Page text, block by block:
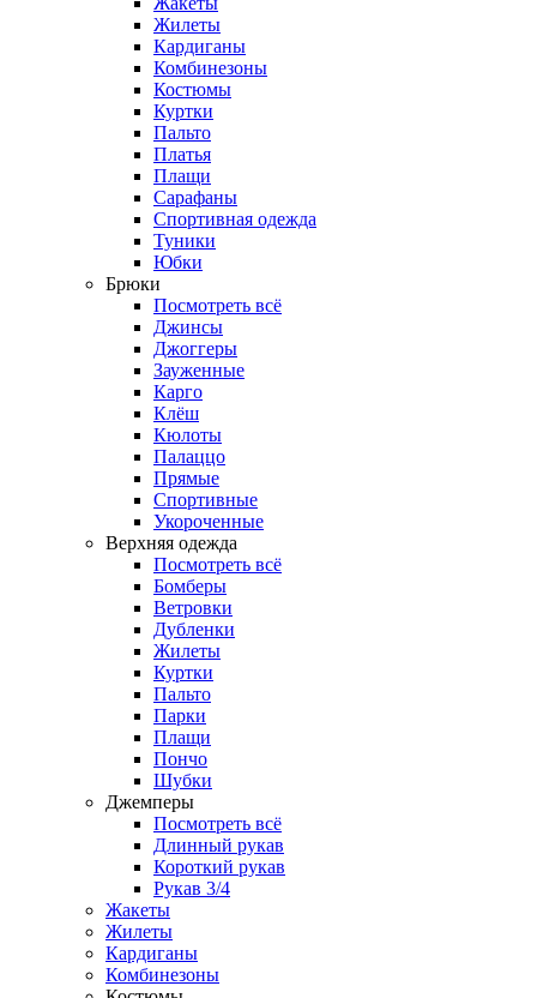
Жилеты
Кардиганы
Комбинезоны
Костюмы
Куртки
Пальто
Платья
Плащи
Сарафаны
Спортивная одежда
Туники
Юбки
Брюки
Посмотреть всё
Джинсы
Джоггеры
Зауженные
Карго
Клёш
Кюлоты
Палаццо
Прямые
Спортивные
Укороченные
Верхняя одежда
Посмотреть всё
Бомберы
Ветровки
Дубленки
Жилеты
Куртки
Пальто
Парки
Плащи
Пончо
Шубки
Джемперы
Посмотреть всё
Длинный рукав
Короткий рукав
Рукав 3/4
Жакеты
Жилеты
Кардиганы
Комбинезоны